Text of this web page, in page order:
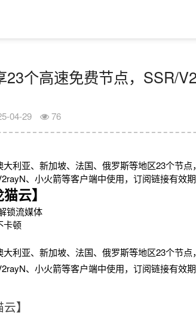
23个高速免费节点，SSR/
04-29 76
利亚、新加坡、法国、俄罗斯等地区23个节
、小火箭等客户端中使用，订阅链接有效期
云】
锁流媒体
卡顿
利亚、新加坡、法国、俄罗斯等地区23个节
、小火箭等客户端中使用，订阅链接有效期
】